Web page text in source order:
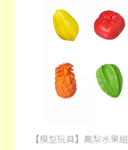
【模型玩具】鳳梨水果組